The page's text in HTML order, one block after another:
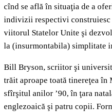
cînd se află în situaţia de a
indivizii respectivi construiesc
viitorul Statelor Unite şi
la (insurmontabila) simplitate
Bill Bryson, scriitor şi
trăit aproape toată tinereţea în
sfîrşitul anilor ’90, în ţara
englezoaică şi patru copii.